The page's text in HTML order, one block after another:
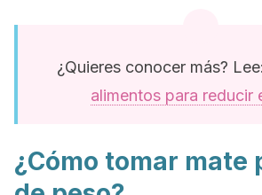
¿Quieres conocer más? Lee:
alimentos para reducir
¿Cómo tomar mate